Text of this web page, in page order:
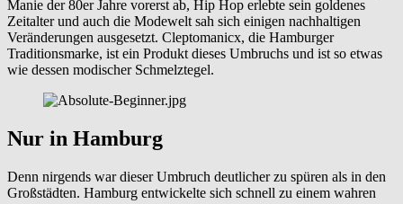
Manie der 80er Jahre vorerst ab, Hip Hop erlebte sein goldenes
Zeitalter und auch die Modewelt sah sich einigen nachhaltigen
Veränderungen ausgesetzt. Cleptomanicx, die Hamburger
Traditionsmarke, ist ein Produkt dieses Umbruchs und ist so etwas
wie dessen modischer Schmelztegel.
Nur in Hamburg
Denn nirgends war dieser Umbruch deutlicher zu spüren als in den
Großstädten. Hamburg entwickelte sich schnell zu einem wahren